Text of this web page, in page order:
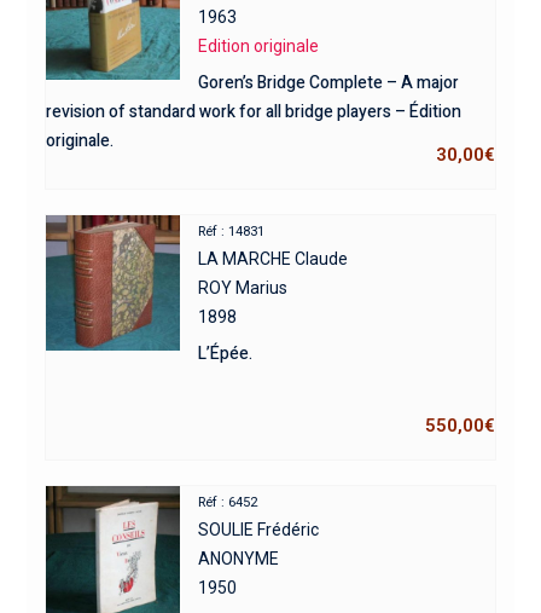
1963
Edition originale
Goren’s Bridge Complete – A major
revision of standard work for all bridge players – Édition
originale.
30,00€
Réf : 14831
LA MARCHE Claude
ROY Marius
1898
L’Épée.
550,00€
Réf : 6452
SOULIE Frédéric
ANONYME
1950